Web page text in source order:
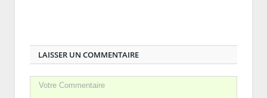
LAISSER UN COMMENTAIRE